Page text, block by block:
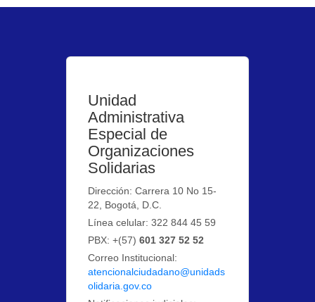
Unidad
Administrativa
Especial de
Organizaciones
Solidarias
Dirección: Carrera 10 No 15-
22, Bogotá, D.C.
Línea celular: 322 844 45 59
PBX: +(57)601 327 52 52
Correo Institucional:
atencionalciudadano@unidads
olidaria.gov.co